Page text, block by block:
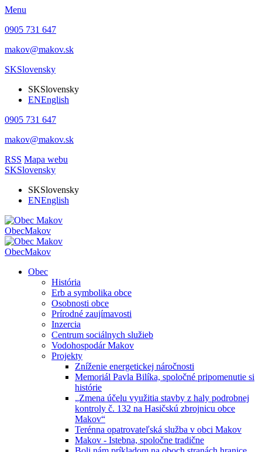
Menu
0905 731 647
makov@makov.sk
SKSlovensky
SKSlovensky
ENEnglish
0905 731 647
makov@makov.sk
RSS Mapa webu
SKSlovensky
SKSlovensky
ENEnglish
ObecMakov
ObecMakov
Obec
História
Erb a symbolika obce
Osobnosti obce
Prírodné zaujímavosti
Inzercia
Centrum sociálnych služieb
Vodohospodár Makov
Projekty
Zníženie energetickej náročnosti
Memoriál Pavla Bilíka, spoločné pripomenutie si
histórie
„Zmena účelu využitia stavby z haly podrobnej
kontroly č. 132 na Hasičskú zbrojnicu obce
Makov“
Terénna opatrovateľská služba v obci Makov
Makov - Istebna, spoločne tradične